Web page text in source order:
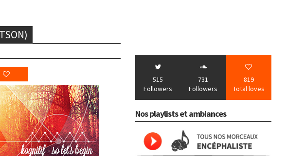
515
Followers
731
Followers
819
Total loves
Nos playlists et ambiances